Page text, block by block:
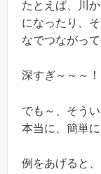
たとえば、川
になったり、
なでつながっ
深すぎ～～～！
でも～、そう
本当に、簡単
例をあげると